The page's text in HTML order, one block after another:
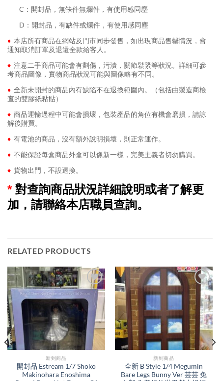
C：開封品，無缺件無爛件，有使用感同塵
D：開封品，有缺件或爛件，有使用感同塵
♦ 本店所有商品在網站及門市同步發售，如出現商品售罄情況，會
通知取消訂單及退還全款給客人。
♦ 注意二手商品可能會有劃傷，污漬，關節鬆緊等狀況。詳細可參
考商品圖像，實物商品狀況可能與圖像略有不同。
♦ 全新未開封的商品內有缺陷不在退換範圍內。（包括由製造商檢
查的雙膠紙粘貼）
♦ 商品運輸過程中可能會損壞，包裝產品的角位有機會磨損，請諒
解後購買。
♦ 有電池的商品，沒有額外說明損壞，則正常運作。
♦ 不能保證每盒商品外盒可以像新一樣，完美主義者切勿購買。
♦ 貨物出門，不設退換。
* 對查詢商品狀況詳細說明或者了解更
加，請聯絡本店職員查詢。
RELATED PRODUCTS
新到商品​
開封品 Estream 1/7 Shoko
Makinohara Enoshima
新到商品​
全新 B Style 1/4 Megumin
Bare Legs Bunny Ver 芸芸 兔